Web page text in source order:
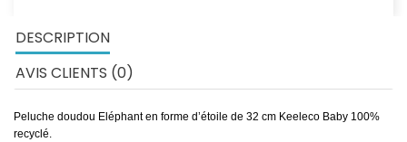
DESCRIPTION
AVIS CLIENTS (0)
Peluche doudou Eléphant en forme d’étoile de 32 cm Keeleco Baby 100%
recyclé.